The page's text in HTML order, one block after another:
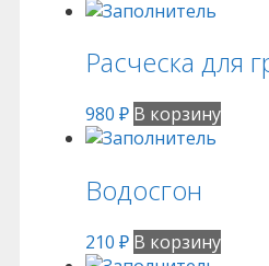
Расческа для
980 ₽ В корзину
Водосгон
210 ₽ В корзину